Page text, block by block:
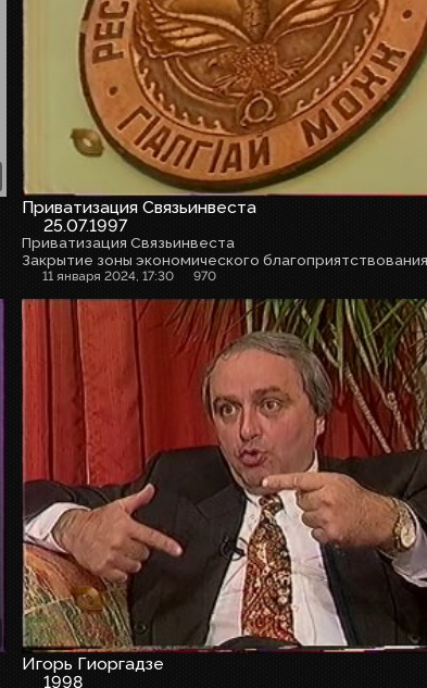
Приватизация Связьинвеста
25.07.1997
Приватизация Связьинвеста
11 января 2024, 17:30 970
Игорь Гиоргадзе
1998